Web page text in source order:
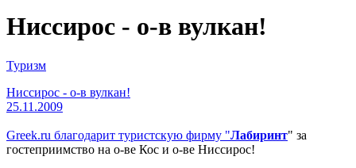
Ниссирос - о-в вулкан!
Туризм
Ниссирос - о-в вулкан!
25.11.2009
Greek.ru благодарит туристскую фирму "Лабиринт" за
гостеприимство на о-ве Кос и о-ве Ниссирос!